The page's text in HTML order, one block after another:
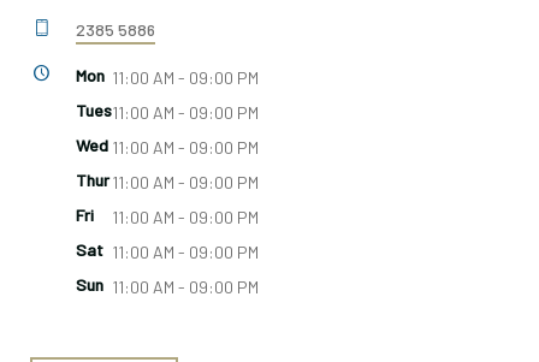
2385 5886
Mon 11:00 AM - 09:00 PM
Tues11:00 AM - 09:00 PM
Wed 11:00 AM - 09:00 PM
Thur 11:00 AM - 09:00 PM
Fri
11:00 AM - 09:00 PM
Sat 11:00 AM - 09:00 PM
Sun 11:00 AM - 09:00 PM